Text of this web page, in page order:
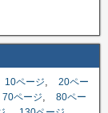
10ページ
20ペー
70ページ
80ペー